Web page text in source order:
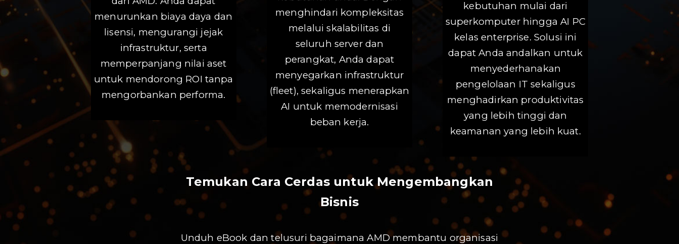
menurunkan biaya daya dan
lisensi, mengurangi jejak
infrastruktur, serta
memperpanjang nilai aset
untuk mendorong ROI tanpa
mengorbankan performa.
menghindari kompleksitas
melalui skalabilitas di
seluruh server dan
perangkat, Anda dapat
menyegarkan infrastruktur
(fleet), sekaligus menerapkan
AI untuk memodernisasi
beban kerja.
kebutuhan mulai dari
superkomputer hingga AI PC
kelas enterprise. Solusi ini
dapat Anda andalkan untuk
menyederhanakan
pengelolaan IT sekaligus
menghadirkan produktivitas
yang lebih tinggi dan
keamanan yang lebih kuat.
Temukan Cara Cerdas untuk Mengembangkan
Bisnis
Unduh eBook dan telusuri bagaimana AMD membantu organisasi